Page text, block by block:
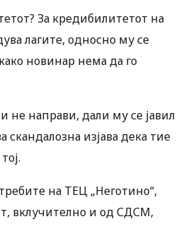
За кредибилитетот на
лагите, односно му се
новинар нема да го
направи, дали му се јавил
изјава дека тие
на ТЕЦ „Неготино“,
вклучително и од СДСМ,